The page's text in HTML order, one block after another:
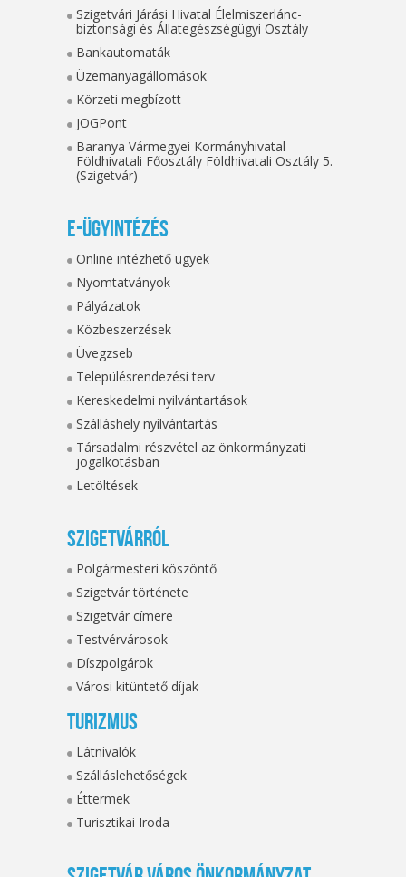
Szigetvári Járási Hivatal Élelmiszerlánc-
biztonsági és Állategészségügyi Osztály
Bankautomaták
Üzemanyagállomások
Körzeti megbízott
JOGPont
Baranya Vármegyei Kormányhivatal
Földhivatali Főosztály Földhivatali Osztály 5.
(Szigetvár)
E-ügyintézés
Online intézhető ügyek
Nyomtatványok
Pályázatok
Közbeszerzések
Üvegzseb
Településrendezési terv
Kereskedelmi nyilvántartások
Szálláshely nyilvántartás
Társadalmi részvétel az önkormányzati
jogalkotásban
Letöltések
Szigetvárról
Polgármesteri köszöntő
Szigetvár története
Szigetvár címere
Testvérvárosok
Díszpolgárok
Városi kitüntető díjak
Turizmus
Látnivalók
Szálláslehetőségek
Éttermek
Turisztikai Iroda